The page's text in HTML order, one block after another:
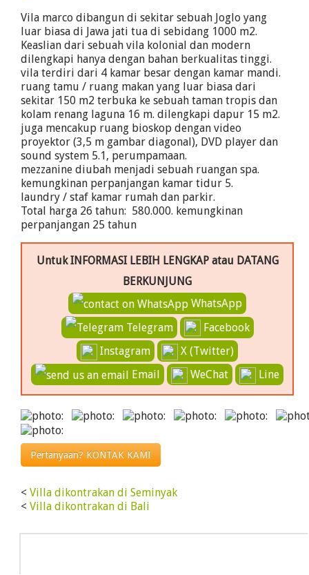
Vila marco dibangun di sekitar sebuah Joglo yang
luar biasa di Jawa jati tua di sebidang 1000 m2.
Keaslian dari sebuah vila kolonial dan modern
dilengkapi hanya dengan bahan berkualitas tinggi.
vila terdiri dari 4 kamar besar dengan kamar mandi.
ruang tamu / ruang makan yang luar biasa dari
sekitar 150 m2 terbuka ke sebuah taman tropis dan
kolam renang laguna 16 m. dilengkapi dapur 15 m2.
juga mencakup ruang bioskop dengan video
proyektor (3,5 m gambar diagonal), DVD player dan
sound system 5.1, perumpamaan.
mezzanine diubah menjadi sebuah ruangan spa.
kemungkinan perpanjangan kamar tidur 5.
laundry / staf kamar rumah dan parkir.
Total harga 26 tahun:  580.000. kemungkinan
perpanjangan 25 tahun
Untuk INFORMASI LEBIH LENGKAP atau DATANG
BERKUNJUNG
WhatsApp
Telegram
Facebook
Instagram
X (Twitter)
Email
WeChat Line
Pertanyaan? KONTAK KAMI
< Villa dikontrakan di Seminyak
< Villa dikontrakan di Bali